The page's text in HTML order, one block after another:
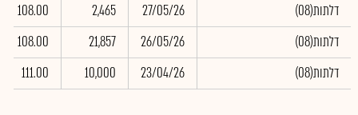
(דלתות(08
27/05/26
2,465
108.00
(דלתות(08
26/05/26
21,857
108.00
(דלתות(08
23/04/26
10,000
111.00